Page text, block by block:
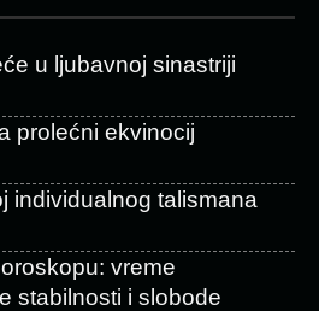
u ljubavnoj sinastriji
prolećni ekvinocij
individualnog talismana
vreme
stabilnosti i slobode